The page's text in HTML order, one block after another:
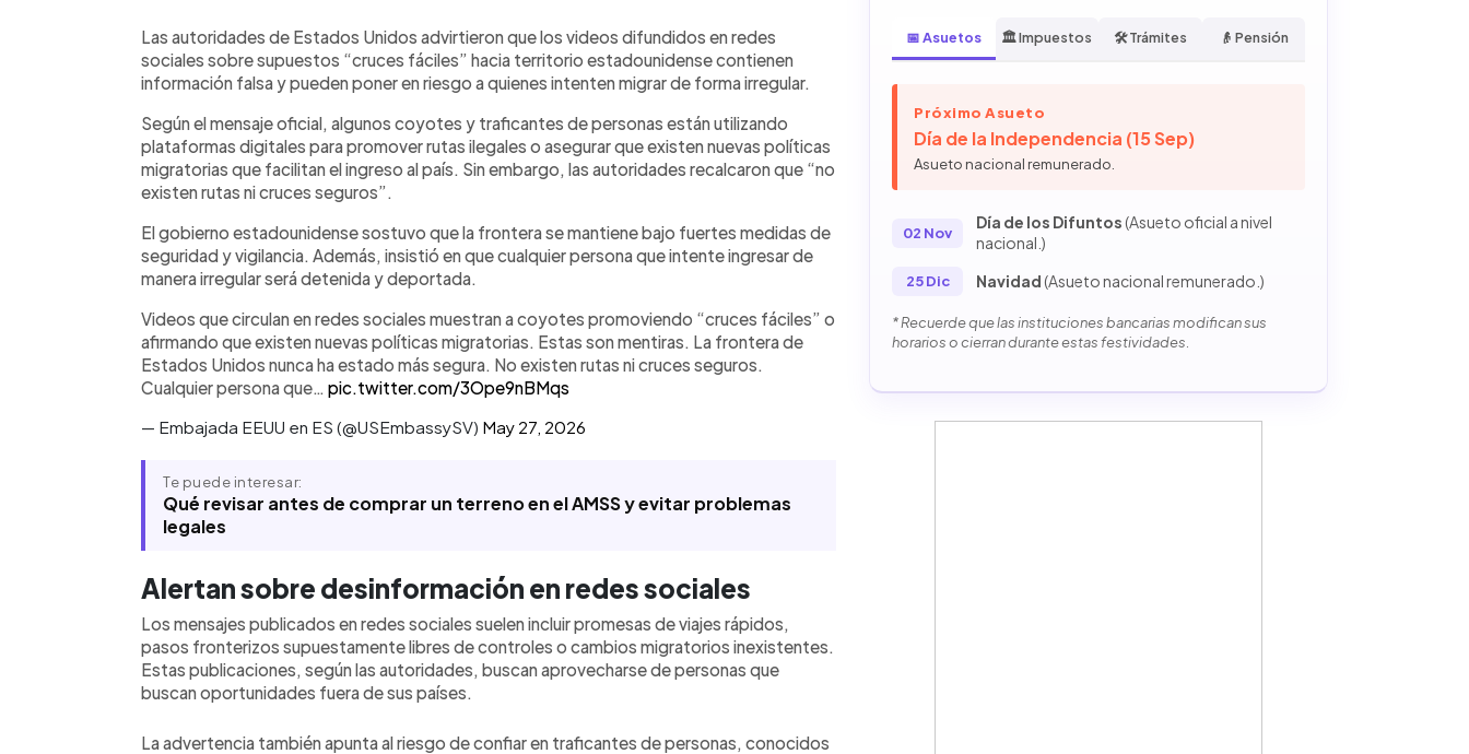
► Escuchar artículo
Estados Unidos advirtió sobre videos que circulan en redes sociales y que
promueven supuestos “cruces fáciles” hacia ese país. Según las
autoridades, traficantes de personas y coyotes difunden información falsa
ingresar de manera irregular. El gobierno estadounidense reiteró que la
frontera mantiene estrictas medidas de seguridad y vigilancia, y aseguró
que cualquier persona que intente cruzar ilegalmente será detenida y
deportada. Además, alertó sobre los riesgos de confiar en redes de tráfico
engañosas difundidas principalmente a través de plataformas digitales y
mensajes virales.
Las autoridades de Estados Unidos advirtieron que los videos difundidos en redes
sociales sobre supuestos “cruces fáciles” hacia territorio estadounidense contienen
información falsa y pueden poner en riesgo a quienes intenten migrar de forma irregular.
Según el mensaje oficial, algunos coyotes y traficantes de personas están utilizando
plataformas digitales para promover rutas ilegales o asegurar que existen nuevas políticas
migratorias que facilitan el ingreso al país. Sin embargo, las autoridades recalcaron que “no
existen rutas ni cruces seguros”.
El gobierno estadounidense sostuvo que la frontera se mantiene bajo fuertes medidas de
seguridad y vigilancia. Además, insistió en que cualquier persona que intente ingresar de
manera irregular será detenida y deportada.
Videos que circulan en redes sociales muestran a coyotes promoviendo “cruces fáciles” o
afirmando que existen nuevas políticas migratorias. Estas son mentiras. La frontera de
Estados Unidos nunca ha estado más segura. No existen rutas ni cruces seguros.
Cualquier persona que… pic.twitter.com/3Ope9nBMqs
— Embajada EEUU en ES (@USEmbassySV) May 27, 2026
Te puede interesar:
Qué revisar antes de comprar un terreno en el AMSS y evitar problemas
legales
Alertan sobre desinformación en redes sociales
Los mensajes publicados en redes sociales suelen incluir promesas de viajes rápidos,
pasos fronterizos supuestamente libres de controles o cambios migratorios inexistentes.
Estas publicaciones, según las autoridades, buscan aprovecharse de personas que
buscan oportunidades fuera de sus países.
La advertencia también apunta al riesgo de confiar en traficantes de personas, conocidos
📅 Asuetos 🏛️ Impuestos 🛠️ Trámites 👴 Pensión
Próximo Asueto
Día de la Independencia (15 Sep)
Asueto nacional remunerado.
02 Nov
Día de los Difuntos(Asueto oficial a nivel
nacional.)
25 Dic Navidad(Asueto nacional remunerado.)
* Recuerde que las instituciones bancarias modifican sus
horarios o cierran durante estas festividades.